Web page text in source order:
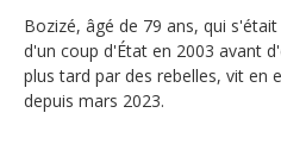
Bozizé, âgé de 79 ans, qui
d'un coup d'État en 2003 avant
plus tard par des rebelles, vit en
depuis mars 2023.